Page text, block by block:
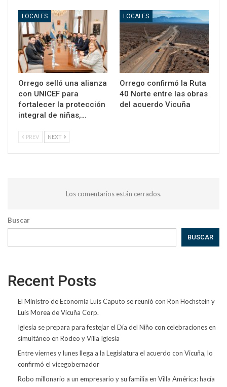
LOCALES
Orrego selló una alianza
con UNICEF para
fortalecer la protección
integral de niñas,…
LOCALES
Orrego confirmó la Ruta
40 Norte entre las obras
del acuerdo Vicuña
PREV NEXT
Los comentarios están cerrados.
Buscar
BUSCAR
Recent Posts
El Ministro de Economía Luis Caputo se reunió con Ron Hochstein y
Luis Morea de Vicuña Corp.
Iglesia se prepara para festejar el Día del Niño con celebraciones en
simultáneo en Rodeo y Villa Iglesia
Entre viernes y lunes llega a la Legislatura el acuerdo con Vicuña, lo
confirmó el vicegobernador
Robo millonario a un empresario y su familia en Villa América: hacía